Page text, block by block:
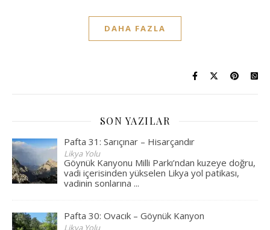
DAHA FAZLA
SON YAZILAR
Pafta 31: Sarıçınar – Hisarçandır
Likya Yolu
Göynük Kanyonu Milli Parkı’ndan kuzeye doğru,
vadi içerisinden yükselen Likya yol patikası,
vadinin sonlarına...
Pafta 30: Ovacık – Göynük Kanyon
Likya Yolu